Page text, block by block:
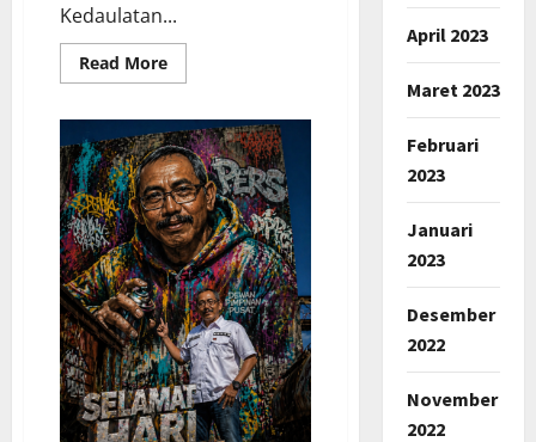
Kedaulatan...
Read MoreRead
more
Singapore
dan
Bangkitnya
Nasionalisme
Ekonomi
Indonesia
April 2023
Maret 2023
Februari
2023
Januari
2023
Desember
2022
November
2022